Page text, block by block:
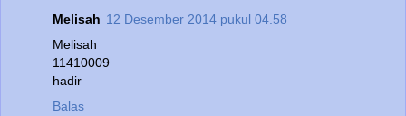
Melisah 12 Desember 2014 pukul 04.58
Melisah
11410009
hadir
Balas